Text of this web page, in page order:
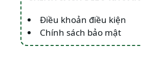
Điều khoản điều kiện
Chính sách bảo mật